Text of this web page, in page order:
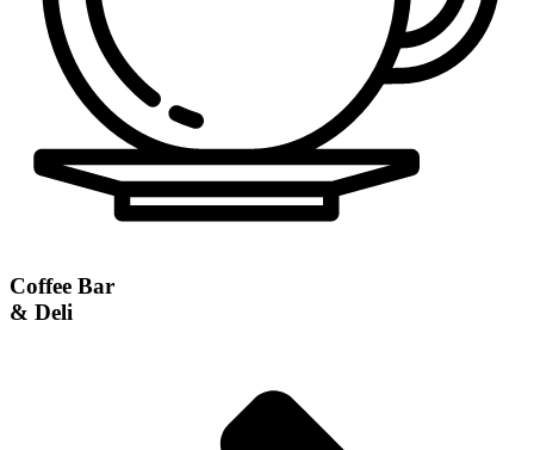
Coffee Bar
& Deli